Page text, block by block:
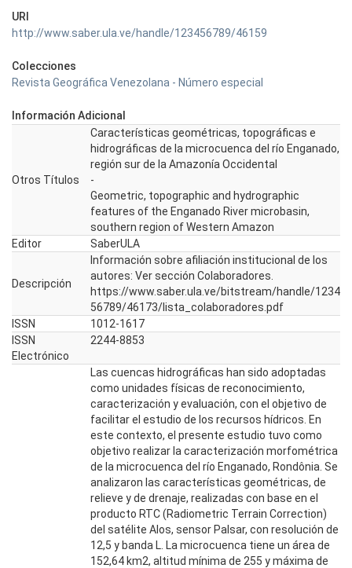
URI
http://www.saber.ula.ve/handle/123456789/46159
Colecciones
Revista Geográfica Venezolana - Número especial
Información Adicional
Otros Títulos
Características geométricas, topográficas e
hidrográficas de la microcuenca del río Enganado,
región sur de la Amazonía Occidental
-
Geometric, topographic and hydrographic
features of the Enganado River microbasin,
southern region of Western Amazon
Editor
SaberULA
Descripción
Información sobre afiliación institucional de los
autores: Ver sección Colaboradores.
https://www.saber.ula.ve/bitstream/handle/1234
56789/46173/lista_colaboradores.pdf
ISSN
1012-1617
ISSN
Electrónico
2244-8853
Las cuencas hidrográficas han sido adoptadas
como unidades físicas de reconocimiento,
caracterización y evaluación, con el objetivo de
facilitar el estudio de los recursos hídricos. En
este contexto, el presente estudio tuvo como
objetivo realizar la caracterización morfométrica
de la microcuenca del río Enganado, Rondônia. Se
analizaron las características geométricas, de
relieve y de drenaje, realizadas con base en el
producto RTC (Radiometric Terrain Correction)
del satélite Alos, sensor Palsar, con resolución de
12,5 y banda L. La microcuenca tiene un área de
152,64 km2, altitud mínima de 255 y máxima de